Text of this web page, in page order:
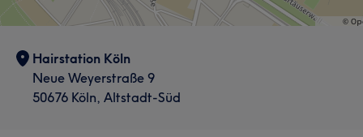
Hairstation Köln
Neue Weyerstraße 9
50676 Köln, Altstadt-Süd